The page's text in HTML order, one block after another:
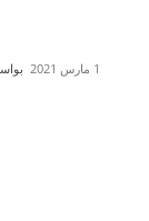
1 مارس 2021